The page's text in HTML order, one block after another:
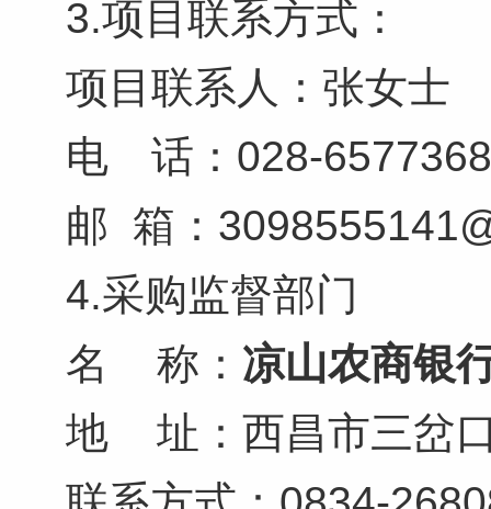
3.项目联系方式：
项目联系人：张女士
电 话：
邮 箱：
4.采购监督部门
名
称： 凉山农商银
地
址：西昌市三岔